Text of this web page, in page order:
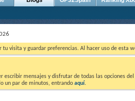
visita y guardar preferencias. Al hacer uso de esta
mensajes y disfrutar de todas las opciones
un par de minutos, entrando aquí.